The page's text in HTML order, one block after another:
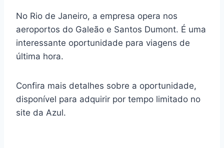
No Rio de Janeiro, a empresa opera nos
aeroportos do Galeão e Santos Dumont. É uma
interessante oportunidade para viagens de
última hora.
Confira mais detalhes sobre a oportunidade,
disponível para adquirir por tempo limitado no
site da Azul.